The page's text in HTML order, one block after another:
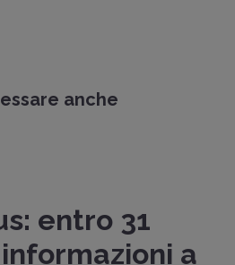
anche
entro 31
a